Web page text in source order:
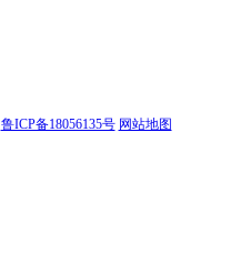
鲁ICP备18056135号 网站地图